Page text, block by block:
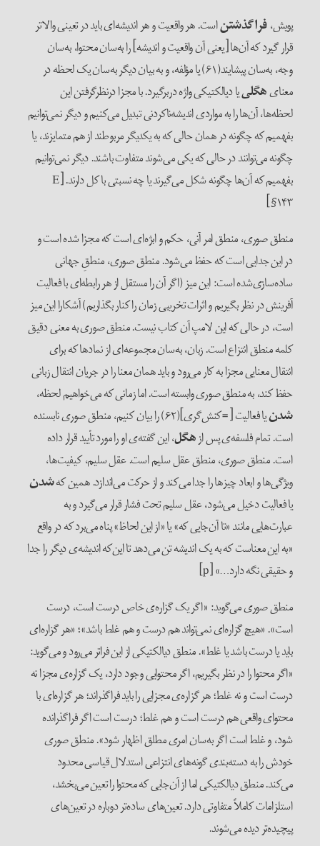
پویش،فراگذشتناست. هر واقعیت و هر اندیشه‌‌ای باید در تعینی والاتر
قرار گیرد که آن‌ها [یعنی آن واقعیت و اندیشه] را به‌سان محتوا، به‌سان
وجه، به‌سان پیشایند(۶۱) یا مؤلفه، و به بیان دیگر به‌سان یک لحظه در
معنایهگلییا دیالکتیکی واژه دربرگیرد. با مجزا درنظرگرفتن این
لحظه‌‌ها، آن‌‌‌ها را به مواردی اندیشه‌‌ناکردنی تبدیل می‌‌کنیم و دیگر نمی‌‌توانیم
بفهمیم که چگونه در همان حالی که به یکدیگر مربوطند از هم متمایزند، یا
چگونه می‌‌توانند در حالی که یکی می‌‌شوند متفاوت باشند. دیگر نمی‌‌توانیم
بفهمیم که آن‌‌ها چگونه شکل می‌‌گیرند یا چه نسبتی با کل دارند. [E
§۱۴۳]
منطق صوری، منطق امر آنی، حکم و ابژه‌‌ای است که مجزا شده است و
در این جدایی است که حفظ می‌‌شود. منطق صوری، منطقِ جهانی
ساده‌‌سازی‌‌شده است: این میز (اگر آن را مستقل از هر رابطه‌‌ای با فعالیت
آفرینش در نظر بگیریم و اثرات تخریبی زمان را کنار بگذاریم) آشکارا این میز
است، در حالی که این لامپ آن کتاب نیست. منطق صوری به معنی دقیق
کلمه منطق انتزاع است. زبان، به‌سان مجموعه‌‌ای از نمادها که برای
انتقال معنایی مجزا به کار می‌‌رود و باید همان معنا را در جریان انتقال زبانی
حفظ کند، به منطق صوری وابسته است. اما زمانی که می‌‌خواهیم لحظه،
شدن
یا فعالیت [=کنش‌گری](۶۲) را بیان کنیم، منطق صوری نابسنده
است. تمام فلسفه‌‌ی پس ازهگل، این گفته‌‌ی او را مورد تأیید قرار داده
است. منطق صوری، منطق عقل سلیم است. عقل سلیم، کیفیت‌‌ها،
ویژگی‌‌ها و ابعاد چیزها را جدا می‌‌‌کند و از حرکت می‌‌‌اندازد. همین کهشدن
یا فعالیت دخیل می‌‌شود، عقل سلیم تحت فشار قرار می‌‌گیرد و به
عبارت‌‌‌هایی مانند «تا آن‌جایی که» یا «از این لحاظ» پناه می‌‌برد که در واقع
«به این معناست که به یک اندیشه تن می‌‌دهد تا این‌که اندیشه‌‌ی دیگر را جدا
و حقیقی نگه دارد…» [p]
منطق صوری می‌‌گوید: «اگر یک گزاره‌‌ی خاص درست است، درست
است». «هیچ گزاره‌‌ای نمی‌‌تواند هم درست و هم غلط باشد»؛ «هر گزاره‌‌ای
باید یا درست باشد یا غلط». منطق دیالکتیکی از این فراتر می‌‌رود و می‌‌گوید:
«اگر محتوا را در نظر بگیریم، اگر محتوایی وجود دارد، یک گزاره‌‌ی مجزا نه
درست است و نه غلط؛ هر گزاره‌‌ی مجزایی را باید فراگذراند؛ هر گزاره‌‌ای با
محتوای واقعی هم درست است و هم غلط؛ درست است اگر فراگذرانده
شود، و غلط است اگر به‌سان امری مطلق اظهار شود». منطق صوری
خودش را به دسته‌‌بندی گونه‌‌های انتزاعی استدلال قیاسی محدود
می‌‌کند. منطق دیالکتیکی اما از آن‌جایی که محتوا را تعین می‌‌بخشد،
استلزامات کاملاً متفاوتی دارد. تعین‌‌های ساده‌‌تر دوباره در تعین‌‌های
پیچیده‌‌تر دیده می‌‌شوند.